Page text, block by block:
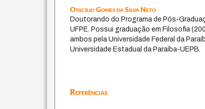
Otacílio Gomes da Silva Neto
Doutorando do Programa de Pós-
UFPE. Possui graduação em Filosofia
ambos pela Universidade Federal da
Universidade Estadual da Paraíba-UEPB.
Referências